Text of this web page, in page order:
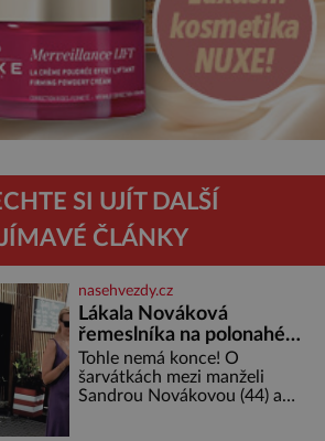
SI UJÍT DALŠÍ
ČLÁNKY
nasehvezdy.cz
Lákala Nováková
řemeslníka na polonahé
tělo!
Tohle nemá konce! O
šarvátkách mezi manželi
Sandrou Novákovou (44) a